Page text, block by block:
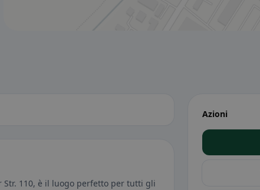
110, è il luogo perfetto per tutti gli
Azioni